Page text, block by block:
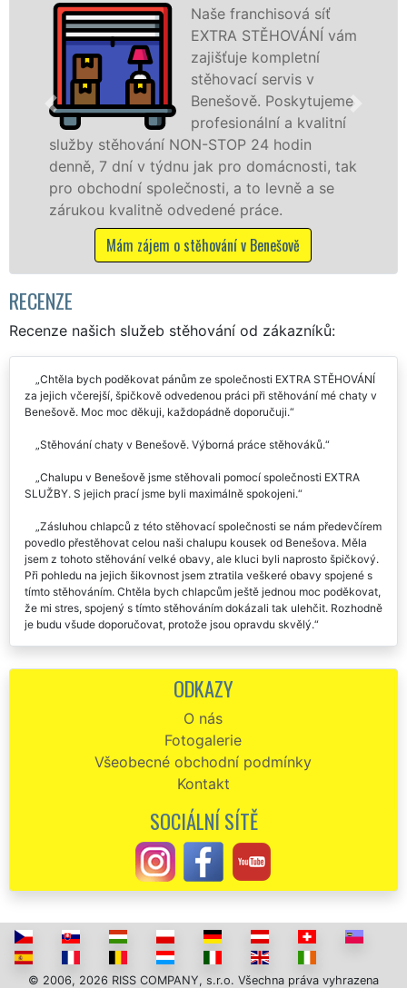
síť
vám
a kvalitní
tak
a se
speciální
služby zajišťujeme domácnostem
celém okresu Benešov se
franchisové sítě EXTRA
Nabízíme stěhovací služby NON-
včetně víkendů a svátků bez
Mám zájem o stěhovací služby v
RECENZE
Recenze našich služeb stěhování od zákazníků:
Chtěla bych poděkovat pánům ze společnosti EXTRA STĚHOVÁNÍ
za jejich včerejší, špičkově odvedenou práci při stěhování mé chaty v
Chalupu v Benešově jsme stěhovali pomocí společnosti EXTRA
Zásluhou chlapců z této stěhovací společnosti se nám předevčírem
povedlo přestěhovat celou naši chalupu kousek od Benešova. Měla
jsem z tohoto stěhování velké obavy, ale kluci byli naprosto špičkový.
Při pohledu na jejich šikovnost jsem ztratila veškeré obavy spojené s
tímto stěhováním. Chtěla bych chlapcům ještě jednou moc poděkovat,
že mi stres, spojený s tímto stěhováním dokázali tak ulehčit. Rozhodně
je budu všude doporučovat, protože jsou opravdu skvělý.
V neděli jsme zazimovaly a přestěhovali chatu v Benešově. Pánům
ze společnosti extra by jsem chtěla poděkovat za jejich včasný
příjezd, profesionální přístup, a hlavně za špičkovou cenu za kterou
nás přestěhovali. Děkuju. Děkuju. Děkuju.
Objednání stěhování chaty v Benešově přes webový objednávkový
formulář bylo velmi jednoduché a rychlé. Technici se mi ozvali během
0,5 hod. Samotné stěhování chaty proběhlo naprosto perfektně. Děkuji
Společnost EXTRA STĚHOVÁNÍ nám zajišťovala vystěhování nově
zakoupené zemědělské usedlosti v Benešově. Profesionální a vřelý
přístup všech zaměstnanců této společnosti bych ohodnotil na
výbornou.
ODKAZY
O nás
Fotogalerie
Všeobecné obchodní podmínky
Kontakt
SOCIÁLNÍ SÍTĚ